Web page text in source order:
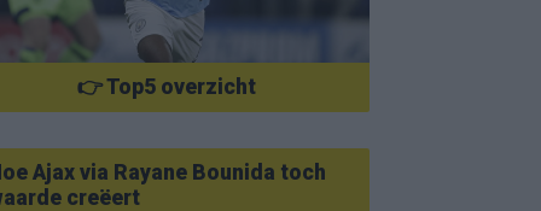
👉 Top5 overzicht
Ajax via Rayane Bounida toch
creëert